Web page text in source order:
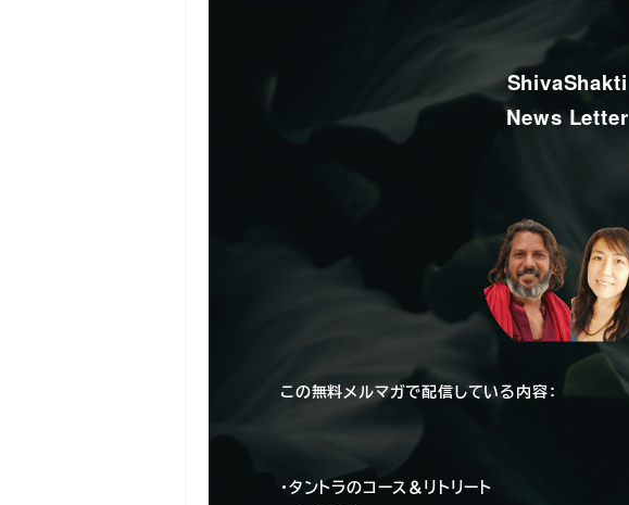
ShivaShakti
News Letter
この無料メルマガで配信している内容：
・タントラのコース＆リトリート